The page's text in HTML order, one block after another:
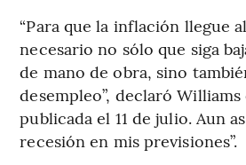
“Para que la inflación llegue
necesario no sólo que siga
de mano de obra, sino
desempleo”, declaró
publicada el 11 de julio. Aun
recesión en mis previsiones”.